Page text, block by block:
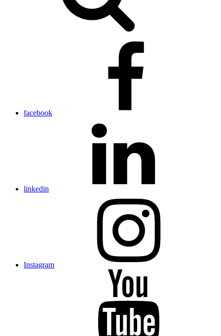
facebook
linkedin
Instagram